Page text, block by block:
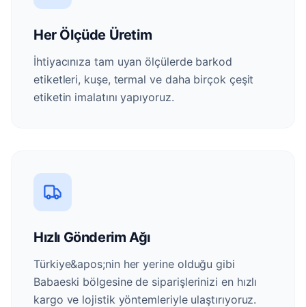
Her Ölçüde Üretim
İhtiyacınıza tam uyan ölçülerde barkod
etiketleri, kuşe, termal ve daha birçok çeşit
etiketin imalatını yapıyoruz.
Hızlı Gönderim Ağı
Türkiye&apos;nin her yerine olduğu gibi
Babaeski bölgesine de siparişlerinizi en hızlı
kargo ve lojistik yöntemleriyle ulaştırıyoruz.